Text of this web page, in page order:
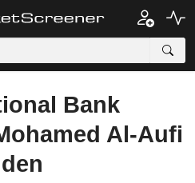
Bank
Al-Aufi